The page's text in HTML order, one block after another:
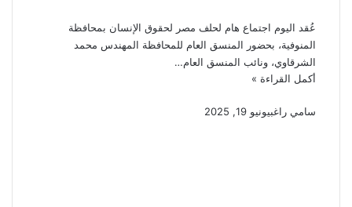
عُقد اليوم اجتماع هام لحلف مصر لحقوق الإنسان بمحافظة
المنوفية، بحضور المنسق العام للمحافظة المهندس محمد
الشرقاوي، ونائب المنسق العام…
أكمل القراءة »
سامي راغبيونيو 19, 2025